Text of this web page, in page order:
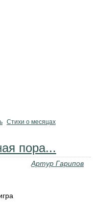
Стихи о месяцах
пора...
Артур Гарипов